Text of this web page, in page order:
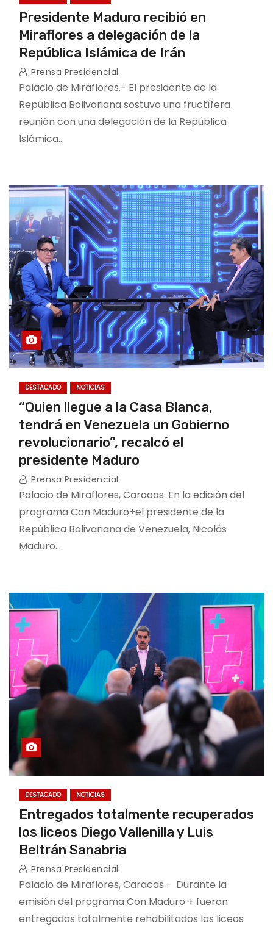
Presidente Maduro recibió en
Miraflores a delegación de la
República Islámica de Irán
Prensa Presidencial
Palacio de Miraflores.- El presidente de la
República Bolivariana sostuvo una fructífera
reunión con una delegación de la República
Islámica…
DESTACADO NOTICIAS
“Quien llegue a la Casa Blanca,
tendrá en Venezuela un Gobierno
revolucionario”, recalcó el
presidente Maduro
Prensa Presidencial
Palacio de Miraflores, Caracas. En la edición del
programa Con Maduro+el presidente de la
República Bolivariana de Venezuela, Nicolás
Maduro…
DESTACADO NOTICIAS
Entregados totalmente recuperados
los liceos Diego Vallenilla y Luis
Beltrán Sanabria
Prensa Presidencial
Palacio de Miraflores, Caracas.- Durante la
emisión del programa Con Maduro + fueron
entregados totalmente rehabilitados los liceos